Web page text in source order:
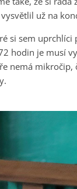
už na
si sem
hodin je musí
nemá